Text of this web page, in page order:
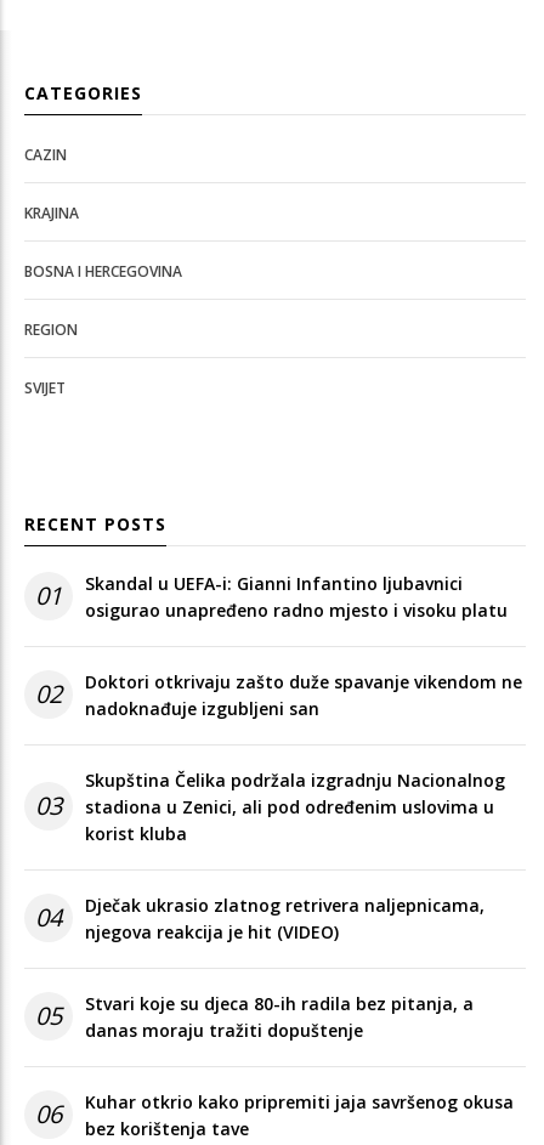
CATEGORIES
CAZIN
KRAJINA
BOSNA I HERCEGOVINA
REGION
SVIJET
RECENT POSTS
01
Skandal u UEFA-i: Gianni Infantino ljubavnici
osigurao unapređeno radno mjesto i visoku platu
02
Doktori otkrivaju zašto duže spavanje vikendom ne
nadoknađuje izgubljeni san
03
Skupština Čelika podržala izgradnju Nacionalnog
stadiona u Zenici, ali pod određenim uslovima u
korist kluba
04
Dječak ukrasio zlatnog retrivera naljepnicama,
njegova reakcija je hit (VIDEO)
05
Stvari koje su djeca 80-ih radila bez pitanja, a
danas moraju tražiti dopuštenje
06
Kuhar otkrio kako pripremiti jaja savršenog okusa
bez korištenja tave